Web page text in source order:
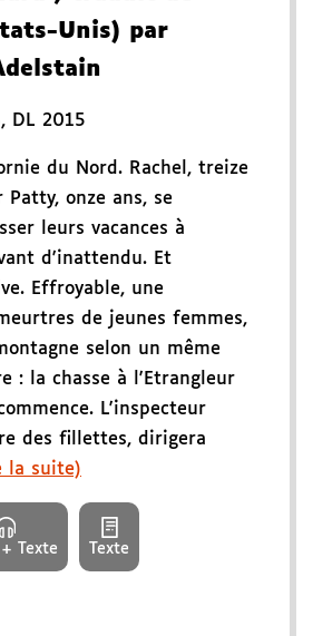
Unis) par
, DL 2015
du Nord. Rachel, treize
onze ans, se
leurs vacances à
d'inattendu. Et
Effroyable, une
de jeunes femmes,
selon un même
: la chasse à l'Etrangleur
L'inspecteur
des fillettes, dirigera
la suite)
Texte Texte